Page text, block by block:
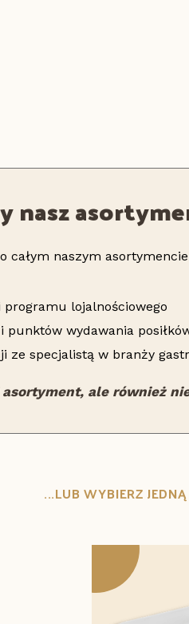
nasz
całym naszym
lojalnościowego
wydawania
ze specjalistą w branży
ale również
...LUB WYBIERZ